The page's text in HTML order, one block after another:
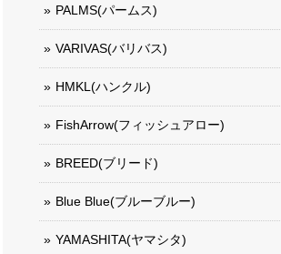
PALMS(パームス)
VARIVAS(バリバス)
HMKL(ハンクル)
FishArrow(フィッシュアロー)
BREED(ブリード)
Blue Blue(ブルーブルー)
YAMASHITA(ヤマシタ)